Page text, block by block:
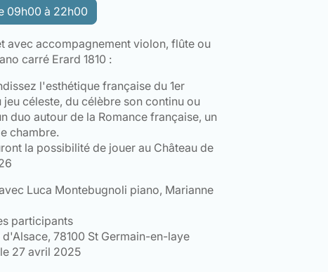
09h00 à 22h00
avec accompagnement violon, flûte ou
carré Erard 1810 :
l'esthétique française du 1er
céleste, du célèbre son continu ou
duo autour de la Romance française, un
chambre.
la possibilité de jouer au Château de
Luca Montebugnoli piano, Marianne
participants
d'Alsace, 78100 St Germain-en-laye
27 avril 2025